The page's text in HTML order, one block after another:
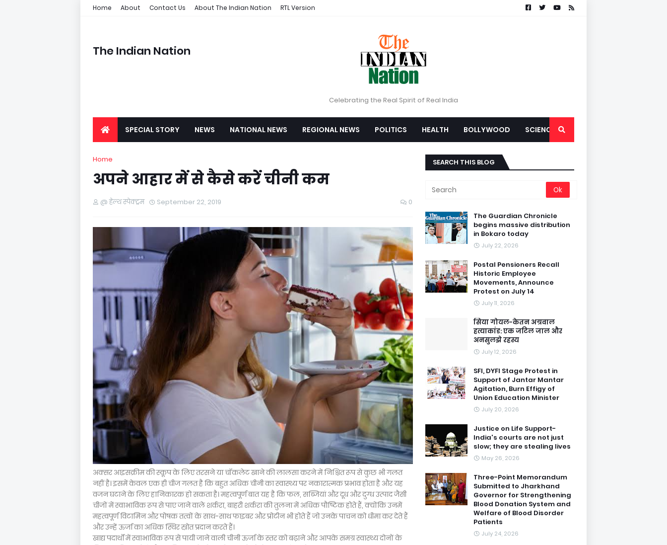
Home About Contact Us About The Indian Nation RTL Version
The Indian Nation
Celebrating the Real Spirit of Real India
SPECIAL STORY NEWS NATIONAL NEWS REGIONAL NEWS POLITICS HEALTH BOLLYWOOD SCIENCE
Home
अपने आहार में से कैसे करें चीनी कम
@ हेल्थ स्पेक्ट्रम September 22, 2019 0
अक्सर आइसक्रीम की स्कूप के लिए तरसने या चॉकलेट खाने की लालसा करने में निश्चित रूप से कुछ भी गलत
नहीं है। इसमें केवल एक ही चीज गलत है कि बहुत अधिक चीनी का स्वास्थ्य पर नकारात्मक प्रभाव होता है और यह
वजन घटाने के लिए हानिकारक हो सकता है। महत्वपूर्ण बात यह है कि फल, सब्जियां और दूध और दुग्ध उत्पाद जैसी
चीजों में स्वाभाविक रूप से पाए जाने वाले शर्करा, बाहरी शर्करा की तुलना में अधिक पौष्टिक होते हैं, क्योंकि उनमें
महत्वपूर्ण विटामिन और पोषक तत्वों के साथ-साथ फाइबर और प्रोटीन भी होते हैं जो उनके पाचन को धीमा कर देते हैं
और उन्हें ऊर्जा का अधिक स्थिर स्रोत प्रदान करते हैं।
खाद्य पदार्थों में स्वाभाविक रूप से पायी जाने वाली चीनी ऊर्जा के स्तर को बढ़ाने और आपके समग्र स्वास्थ्य दोनों के
SEARCH THIS BLOG
The Guardian Chronicle
begins massive distribution
in Bokaro today
July 22, 2026
Postal Pensioners Recall
Historic Employee
Movements, Announce
Protest on July 14
July 11, 2026
सिया गोयल-केतन अग्रवाल
हत्याकांड: एक जटिल जाल और
अनसुलझे रहस्य
July 12, 2026
SFI, DYFI Stage Protest in
Support of Jantar Mantar
Agitation, Burn Effigy of
Union Education Minister
July 20, 2026
Justice on Life Support-
India's courts are not just
slow; they are stealing lives
May 26, 2026
Three-Point Memorandum
Submitted to Jharkhand
Governor for Strengthening
Blood Donation System and
Welfare of Blood Disorder
Patients
July 24, 2026